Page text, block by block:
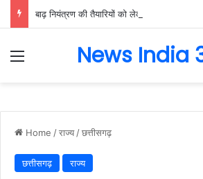
Menu News India
Home /राज्य /छत्तीसगढ़
छत्तीसगढ़ राज्य